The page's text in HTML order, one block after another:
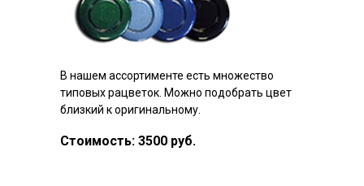
В нашем ассортименте есть множество
типовых рацветок. Можно подобрать цвет
близкий к оригинальному.
Стоимость: 3500 руб.